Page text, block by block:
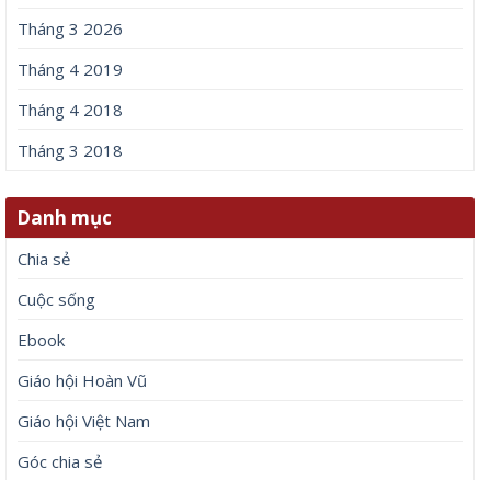
Tháng 3 2026
Tháng 4 2019
Tháng 4 2018
Tháng 3 2018
Danh mục
Chia sẻ
Cuộc sống
Ebook
Giáo hội Hoàn Vũ
Giáo hội Việt Nam
Góc chia sẻ